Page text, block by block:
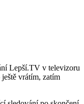
Lepší.TV v televizoru
vrátím, zatím